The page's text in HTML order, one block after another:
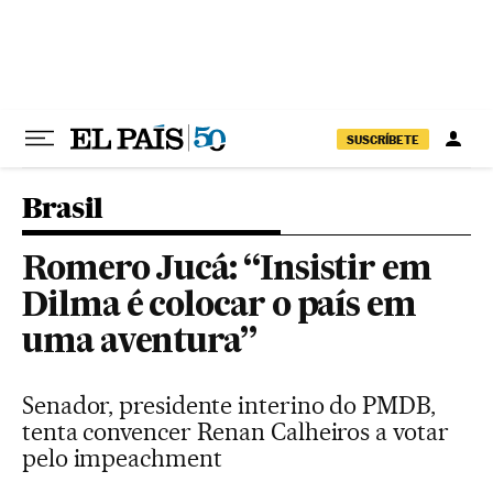
SUSCRÍBETE
Brasil
Romero Jucá: “Insistir em
Dilma é colocar o país em
uma aventura”
Senador, presidente interino do PMDB,
tenta convencer Renan Calheiros a votar
pelo impeachment